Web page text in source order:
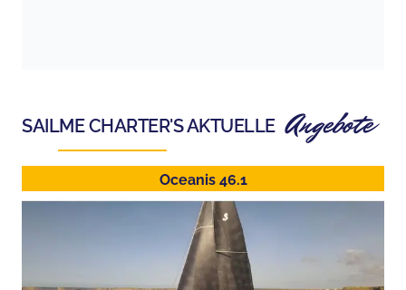
SAILME CHARTER'S AKTUELLE Angebote
Oceanis 46.1